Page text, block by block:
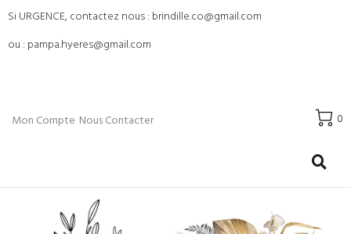
Si URGENCE, contactez nous : brindille.co@gmail.com
ou : pampa.hyeres@gmail.com
Mon Compte Nous Contacter 0